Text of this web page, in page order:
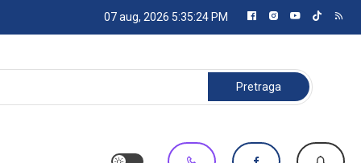
07 aug, 2026 5:35:24 PM
Pretraga: